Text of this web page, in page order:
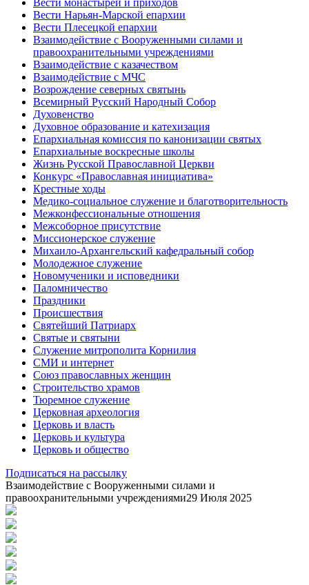
Вести Нарьян-Марской епархии
Вести Плесецкой епархии
Взаимодействие с Вооруженными силами и
правоохранительными учреждениями
Взаимодействие с казачеством
Взаимодействие с МЧС
Возрождение северных святынь
Всемирный Русский Народный Собор
Духовенство
Духовное образование и катехизация
Епархиальная комиссия по канонизации святых
Епархиальные воскресные школы
Жизнь Русской Православной Церкви
Конкурс «Православная инициатива»
Крестные ходы
Медико-социальное служение и благотворительность
Межконфессиональные отношения
Межсоборное присутствие
Миссионерское служение
Михаило-Архангельский кафедральный собор
Молодежное служение
Новомученики и исповедники
Паломничество
Праздники
Происшествия
Святейший Патриарх
Святые и святыни
Служение митрополита Корнилия
СМИ и интернет
Союз православных женщин
Строительство храмов
Тюремное служение
Церковная археология
Церковь и власть
Церковь и культура
Церковь и общество
Подписаться на рассылку
Взаимодействие с Вооруженными силами и
правоохранительными учреждениями29 Июля 2025